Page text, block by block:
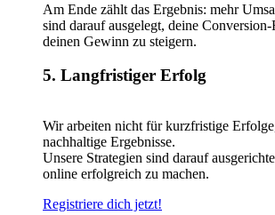
Am Ende zählt das Ergebnis: mehr
sind darauf ausgelegt, deine
deinen Gewinn zu steigern.
5. Langfristiger Erfolg
Wir arbeiten nicht für kurzfristige
nachhaltige Ergebnisse.
Unsere Strategien sind darauf
online erfolgreich zu machen.
Registriere dich jetzt!